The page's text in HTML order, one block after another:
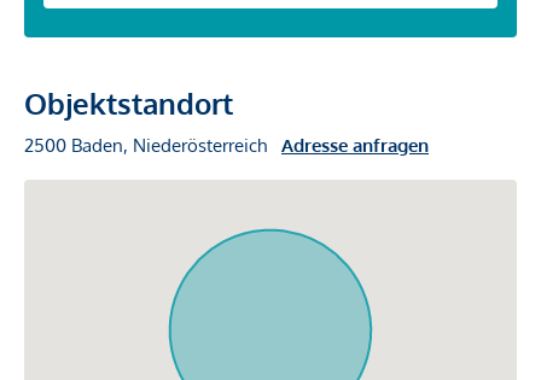
Objektstandort
2500 Baden, Niederösterreich Adresse anfragen